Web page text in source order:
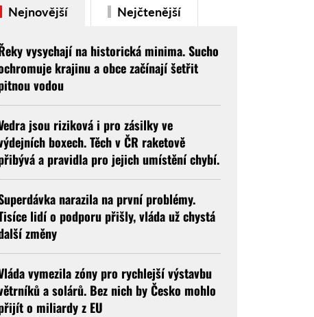
Nejnovější Nejčtenější
vysychají na historická minima. Sucho
krajinu a obce začínají šetřit
vodou
jsou riziková i pro zásilky ve
boxech. Těch v ČR raketově
a pravidla pro jejich umístění chybí.
narazila na první problémy.
lidí o podporu přišly, vláda už chystá
změny
vymezila zóny pro rychlejší výstavbu
a solárů. Bez nich by Česko mohlo
o miliardy z EU